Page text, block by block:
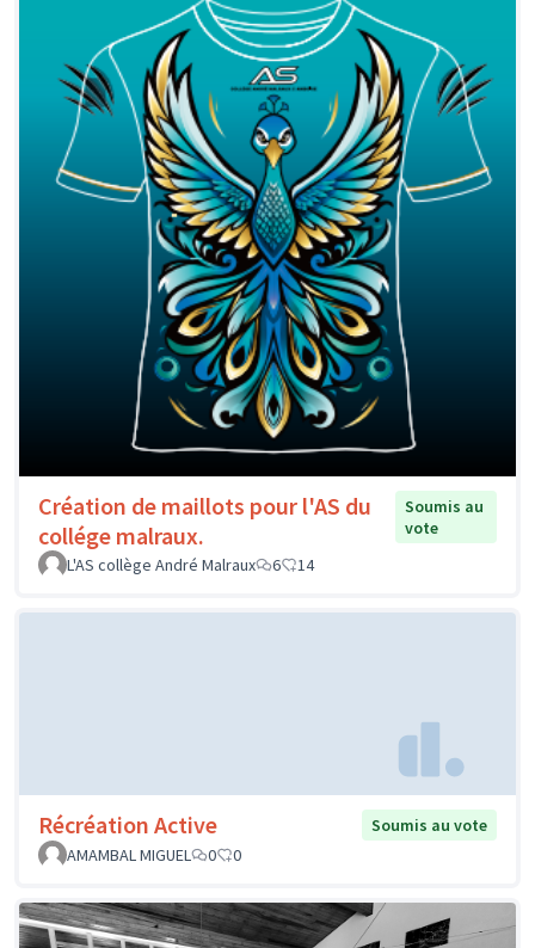
Création de maillots pour l'AS du
collége malraux.
Soumis au
vote
L'AS collège André Malraux
6 14
Récréation Active
Soumis au vote
AMAMBAL MIGUEL
0 0